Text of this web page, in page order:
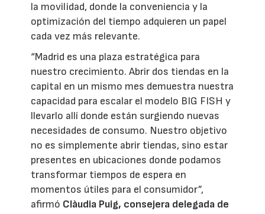
la movilidad, donde la conveniencia y la
optimización del tiempo adquieren un papel
cada vez más relevante.
“Madrid es una plaza estratégica para
nuestro crecimiento. Abrir dos tiendas en la
capital en un mismo mes demuestra nuestra
capacidad para escalar el modelo BIG FISH y
llevarlo allí donde están surgiendo nuevas
necesidades de consumo. Nuestro objetivo
no es simplemente abrir tiendas, sino estar
presentes en ubicaciones donde podamos
transformar tiempos de espera en
momentos útiles para el consumidor”,
afirmó Clàudia Puig, consejera delegada de